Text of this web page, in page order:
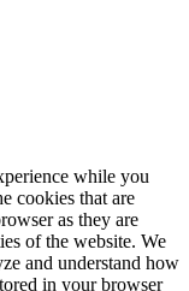
while you
cookies that are
as they are
of the website. We
and understand how
in your browser